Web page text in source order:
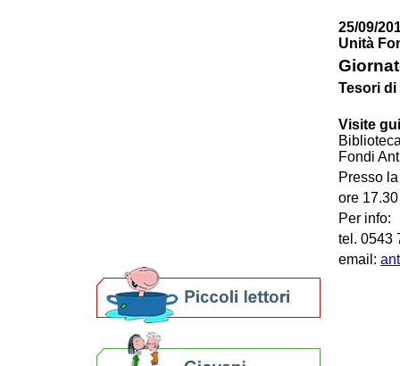
25/09/
Unità
Tesori di
Visite
Fondi
Presso
ore 17.30
Per info:
tel. 0543
email: